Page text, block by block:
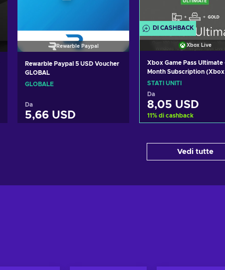
Rewarble Paypal
Rewarble Paypal 5 USD Voucher
GLOBAL
GLOBALE
Da
5,66 USD
DI CASHBACK
Xbox Live
Xbox Game Pass Ultimate
Month Subscription
Windows 10) non-stackable
STATI UNITI
Da
8,05 USD
11% di cashback
Visualizza offerte
Vedi tutte